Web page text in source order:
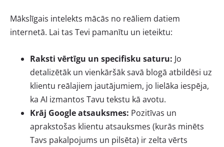
Mākslīgais intelekts mācās no reāliem datiem
internetā. Lai tas Tevi pamanītu un ieteiktu:
Raksti vērtīgu un specifisku saturu: Jo
detalizētāk un vienkāršāk savā blogā atbildēsi uz
klientu reālajiem jautājumiem, jo lielāka iespēja,
ka AI izmantos Tavu tekstu kā avotu.
Krāj Google atsauksmes: Pozitīvas un
aprakstošas klientu atsauksmes (kurās minēts
Tavs pakalpojums un pilsēta) ir zelta vērts